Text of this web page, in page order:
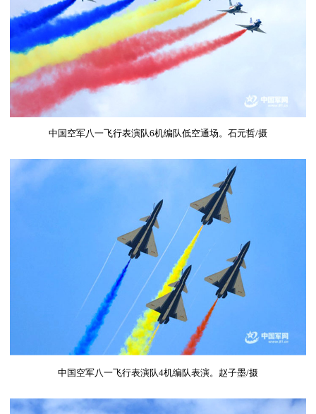
中国空军八一飞行表演队6机编队低空通场。石元哲/摄
中国空军八一飞行表演队4机编队表演。赵子墨/摄